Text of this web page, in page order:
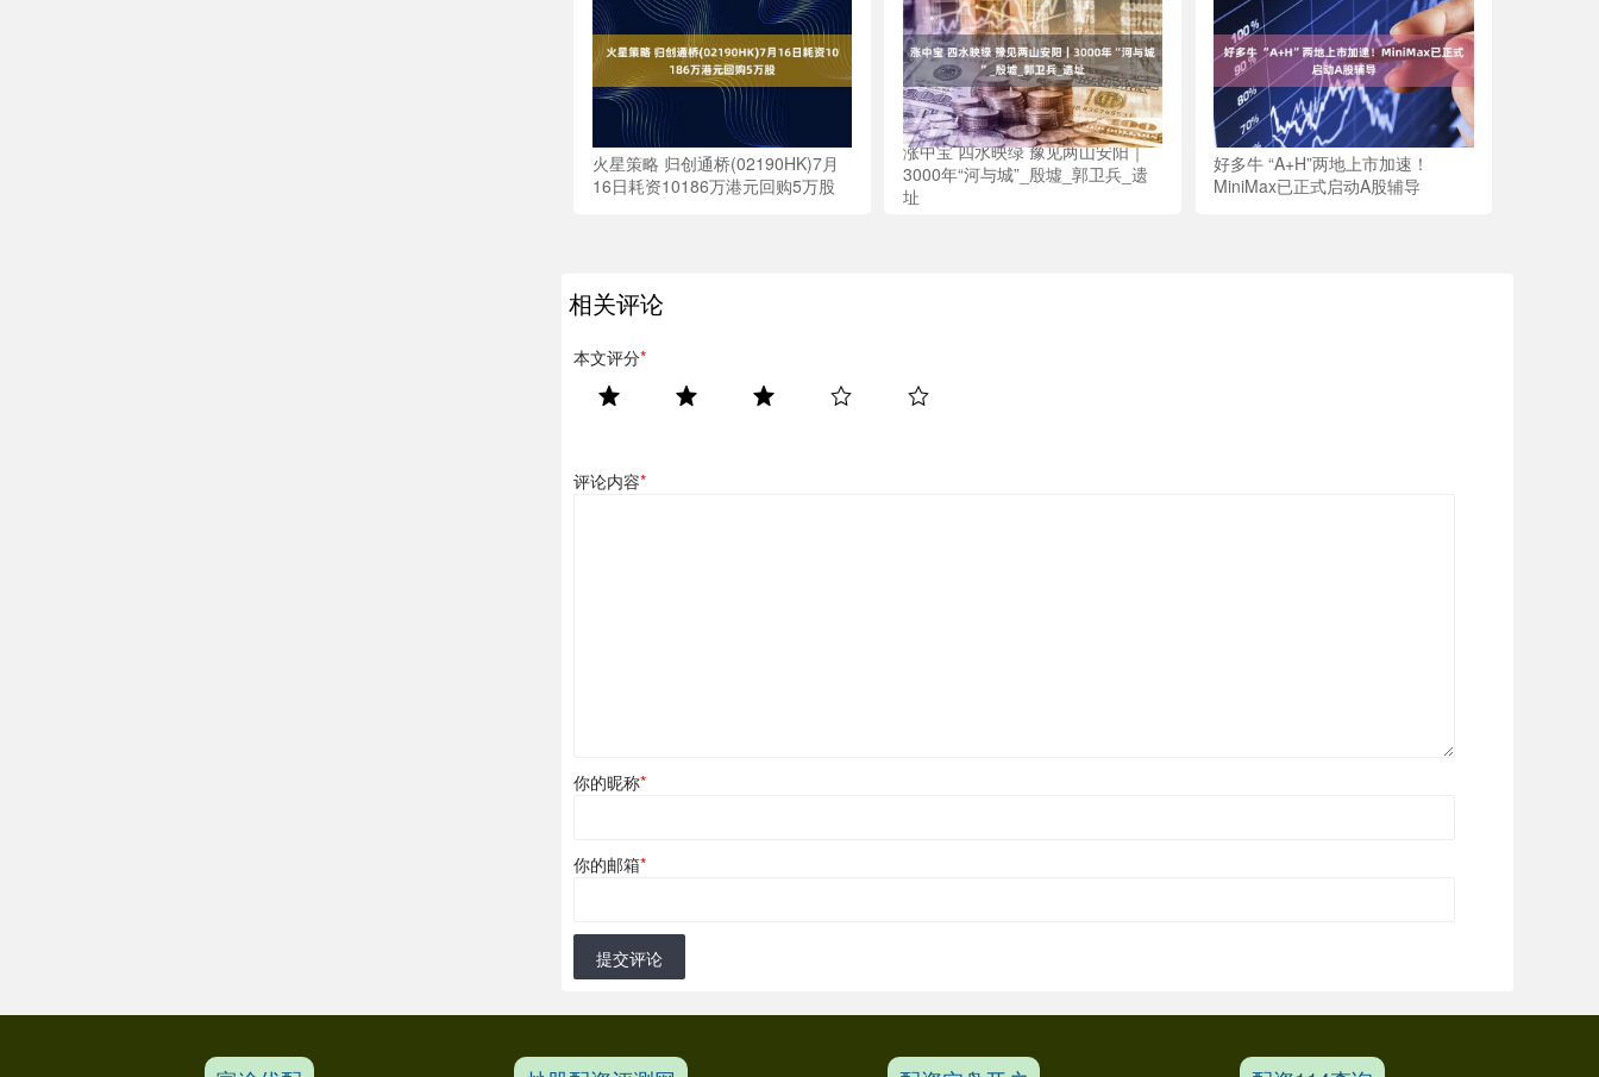
火星策略 归创通桥(02190HK)7月
16日耗资10186万港元回购5万股
涨中宝 四水映绿 豫见两山安阳｜
3000年“河与城”_殷墟_郭卫兵_遗
址
好多牛 “A+H”两地上市加速！
MiniMax已正式启动A股辅导
相关评论
本文评分*
评论内容*
你的昵称*
你的邮箱*
提交评论